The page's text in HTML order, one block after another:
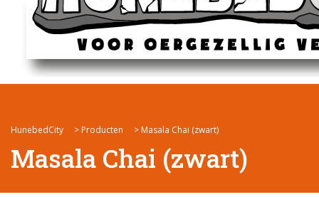
HunebedCity > Producten > Masala Chai (zwart)
Masala Chai (zwart)